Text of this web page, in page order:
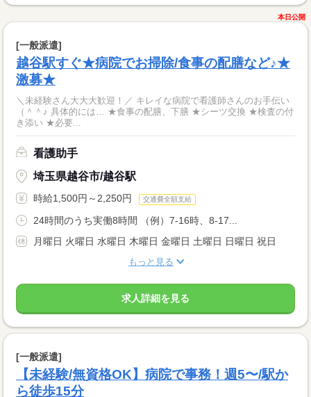
本日公開
[一般派遣]
越谷駅すぐ★病院でお掃除/食事の配膳など♪★
激募★
＼未経験さん大大大歓迎！／ キレイな病院で看護師さんのお手伝い
（＾＾♪ 具体的には… ★食事の配膳、下膳 ★シーツ交換 ★検査の付
き添い ★必要...
看護助手
埼玉県越谷市/越谷駅
時給1,500円～2,250円 交通費全額支給
24時間のうち実働8時間 （例）7-16時、8-17...
月曜日 火曜日 水曜日 木曜日 金曜日 土曜日 日曜日 祝日
もっと見る
求人詳細を見る
[一般派遣]
【未経験/無資格OK】病院で事務！週5〜/駅か
ら徒歩15分